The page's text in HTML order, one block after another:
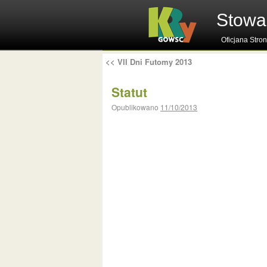
Oficjana
<< VII Dni Futomy 2013
Statut
Opublikowano 11/10/2013